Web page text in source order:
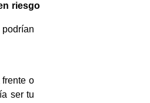
riesgo
o
ser tu